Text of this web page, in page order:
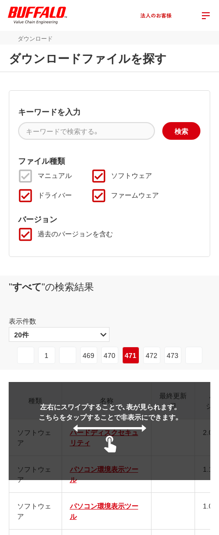
ダウンロード
ダウンロードファイルを探す
キーワードを入力
ファイル種類
マニュアル
ソフトウェア
ドライバー
ファームウェア
バージョン
過去のバージョンを含む
"すべて"の検索結果
表示件数
1 469 470 471 472 473
左右にスワイプすることで、表が見られます。
こちらをタップすることで非表示にできます。
種類 名称
最終更新
日
バ
ジ
ソフトウェ
ア
ハードディスクセキュ
リティ
2.00
ソフトウェ
ア
パソコン環境表示ツー
ル
1.1.0
ソフトウェ
ア
パソコン環境表示ツー
ル
1.0.2